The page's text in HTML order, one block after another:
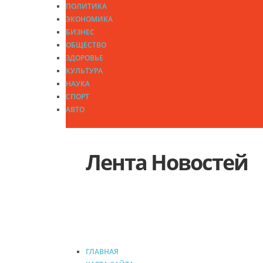
ПОЛИТИКА
ЭКОНОМИКА
БИЗНЕС
ОБЩЕСТВО
ЗДОРОВЬЕ
КУЛЬТУРА
НАУКА
СПОРТ
АВТО
Лента Новостей
ГЛАВНАЯ